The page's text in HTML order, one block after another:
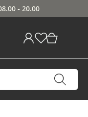
- 20.00